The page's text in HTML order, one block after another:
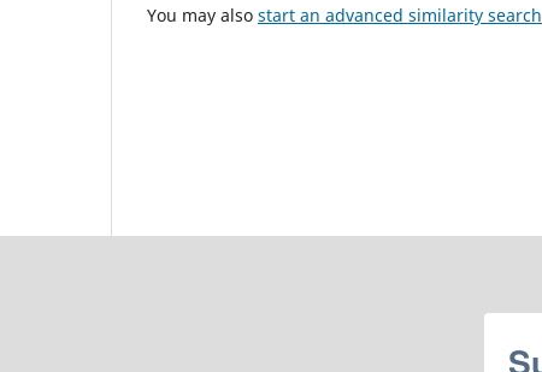
You may also start an advanced similarity search